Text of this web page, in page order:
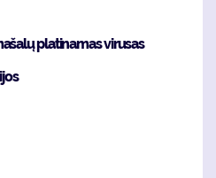
platinamas virusas